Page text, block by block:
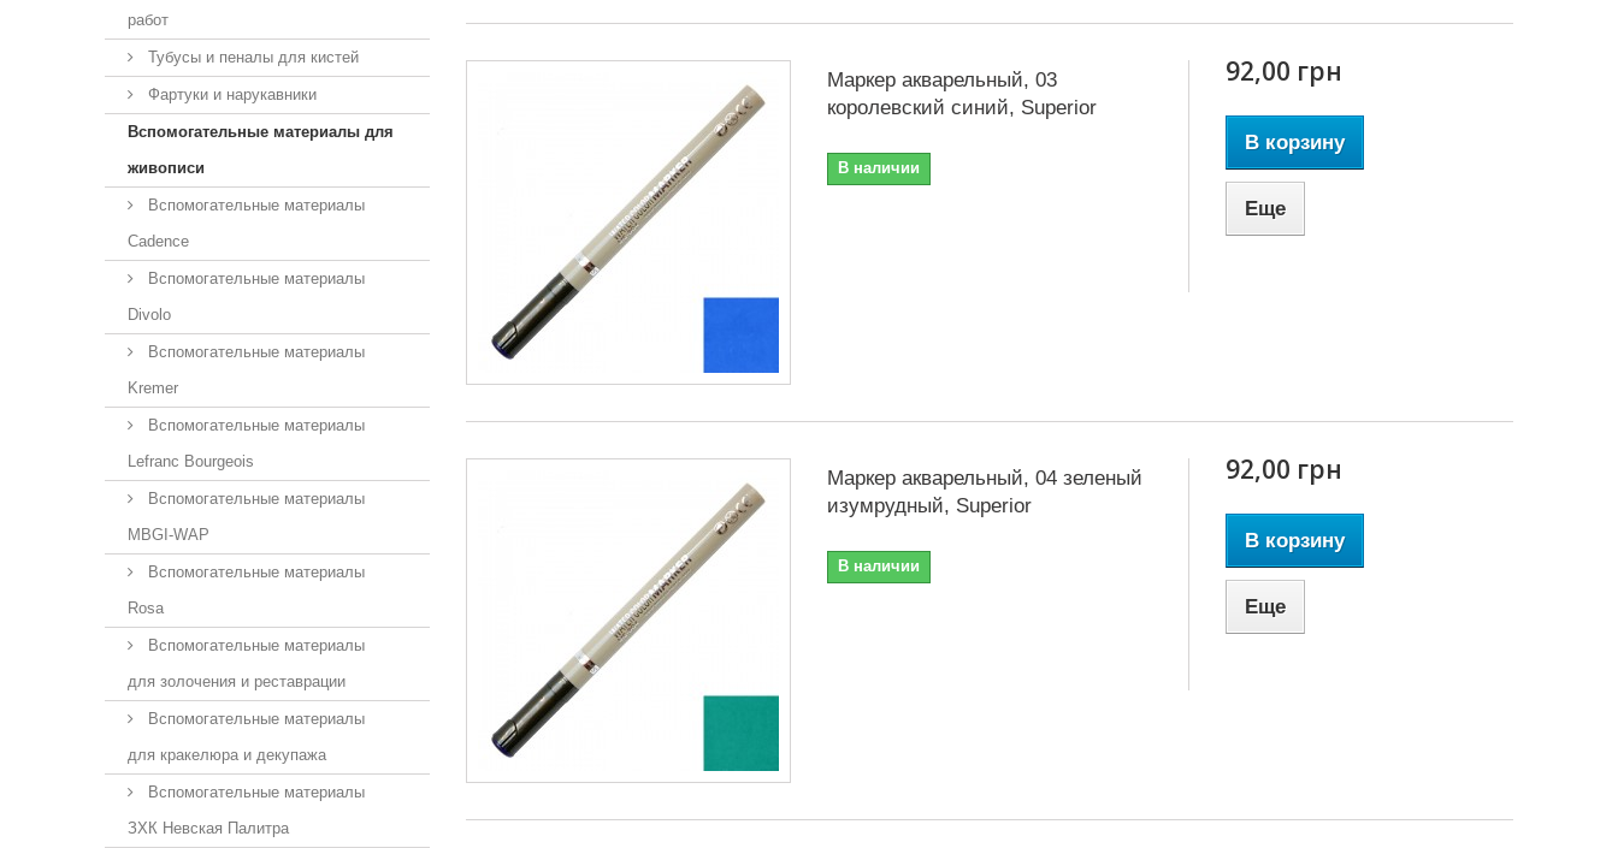
работ
Тубусы и пеналы для кистей
Фартуки и нарукавники
Вспомогательные материалы для
живописи
Вспомогательные материалы
Cadence
Вспомогательные материалы
Divolo
Вспомогательные материалы
Kremer
Вспомогательные материалы
Lefranc Bourgeois
Вспомогательные материалы
MBGI-WAP
Вспомогательные материалы
Rosa
Вспомогательные материалы
для золочения и реставрации
Вспомогательные материалы
для кракелюра и декупажа
Вспомогательные материалы
ЗХК Невская Палитра
Маркер акварельный, 03
королевский синий, Superior
В наличии
92,00 грн
В корзину
Еще
Маркер акварельный, 04 зеленый
изумрудный, Superior
В наличии
92,00 грн
В корзину
Еще